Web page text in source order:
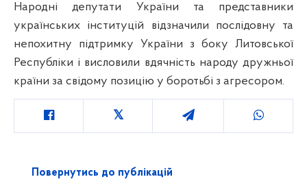
Народні депутати України та представники
українських інституцій відзначили послідовну та
непохитну підтримку України з боку Литовської
Республіки і висловили вдячність народу дружньої
країни за свідому позицію у боротьбі з агресором.
Повернутись до публікацій